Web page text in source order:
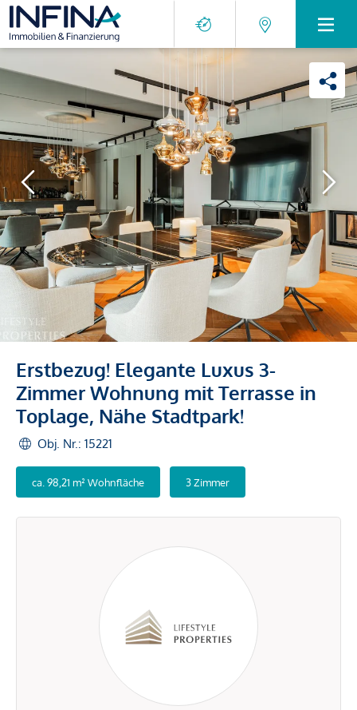
Erstbezug! Elegante Luxus 3-
Zimmer Wohnung mit Terrasse in
Toplage, Nähe Stadtpark!
Obj. Nr.: 15221
ca. 98,21 m² Wohnfläche 3 Zimmer